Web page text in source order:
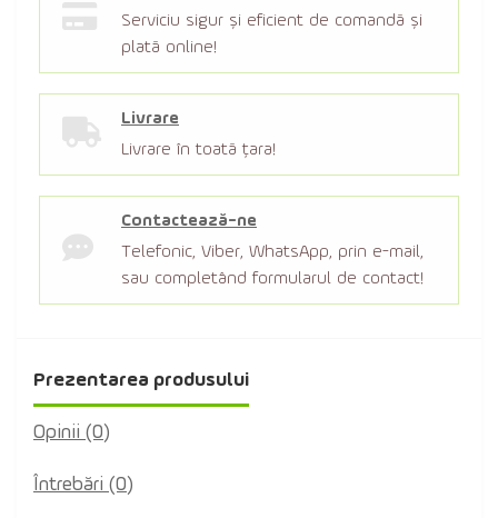
Serviciu sigur şi eficient de comandă şi
plată online!
Livrare
Livrare în toată țara!
Contactează-ne
Telefonic, Viber, WhatsApp, prin e-mail,
sau completând formularul de contact!
Prezentarea produsului
Opinii (0)
Întrebări (0)